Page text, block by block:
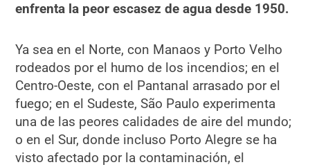
enfrenta la peor escasez de agua desde 1950.
Ya sea en el Norte, con Manaos y Porto Velho
rodeados por el humo de los incendios; en el
Centro-Oeste, con el Pantanal arrasado por el
fuego; en el Sudeste, São Paulo experimenta
una de las peores calidades de aire del mundo;
o en el Sur, donde incluso Porto Alegre se ha
visto afectado por la contaminación, el